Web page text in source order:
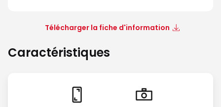
Télécharger la fiche d'information
Caractéristiques